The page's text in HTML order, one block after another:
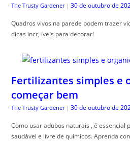
The Trusty Gardener | 30 de outubro de
Quadros vivos na parede podem trazer
dicas incr, íveis para decorar!
Fertilizantes simples e
começar bem
The Trusty Gardener | 30 de outubro de
Como usar adubos naturais , é essencial
saudável e livre de químicos. Aprenda